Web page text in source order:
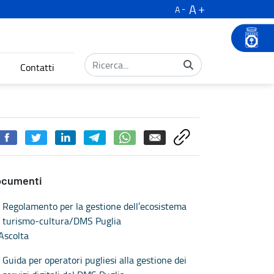
A
A
Contatti
Regolamento per la gestione dell’ecosistema
turismo-cultura/DMS Puglia
Guida per operatori pugliesi alla gestione dei